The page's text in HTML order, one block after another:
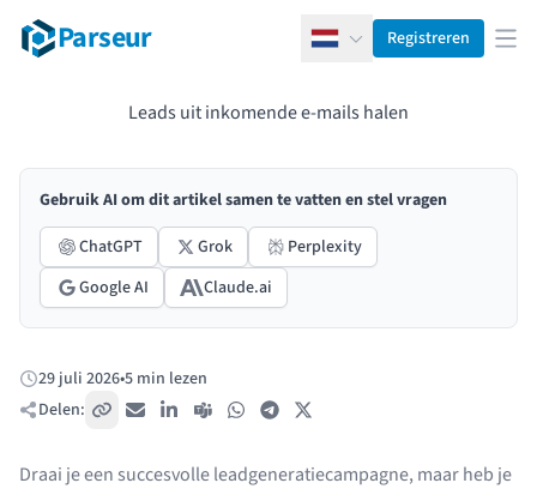
Parseur NederlandsRegistreren
Leads uit inkomende e-mails halen
Gebruik AI om dit artikel samen te vatten en stel vragen
ChatGPT
Grok
Perplexity
Google AI
Claude.ai
Gepubliceerd:
29 juli 2026•5 min lezen
Delen:
Kopieer link
E-mail LinkedIn
Teams WhatsAppTelegram
Draai je een succesvolle leadgeneratiecampagne, maar heb je